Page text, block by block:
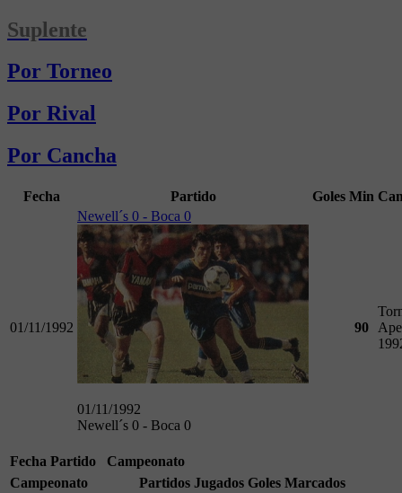
Suplente
Por Torneo
Por Rival
Por Cancha
Fecha Partido Goles Min
01/11/1992
Newell´s 0 - Boca 0
01/11/1992
Newell´s 0 - Boca 0
90
Fecha Partido
Campeonato
Campeonato
Partidos Jugados Goles Marcados